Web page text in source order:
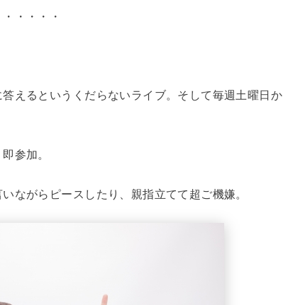
・・・・
えるというくだらないライブ。そして毎週土曜日か
参加。
ながらピースしたり、親指立てて超ご機嫌。